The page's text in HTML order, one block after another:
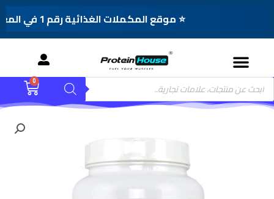
⭐ موقع المكملات الغذائية رقم 1 في المغرب
Menu
Products
search
0